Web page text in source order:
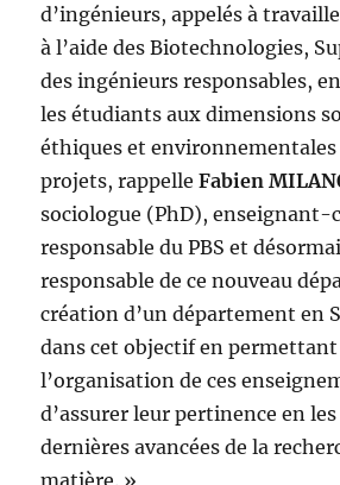
d’ingénieurs, appelés à
à l’aide des Biotechnologies,
des ingénieurs responsables,
les étudiants aux dimensions
éthiques et environnementales
projets, rappelle Fabien
sociologue (PhD), enseignant-
responsable du PBS et
responsable de ce nouveau
création d’un département en
dans cet objectif en
l’organisation de ces
d’assurer leur pertinence en
dernières avancées de la
matière. »